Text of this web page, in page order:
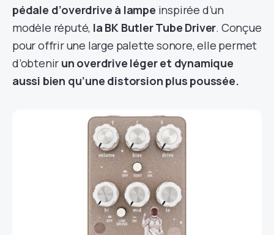
pédale d’overdrive à lampe inspirée d’un
modèle réputé, la BK Butler Tube Driver. Conçue
pour offrir une large palette sonore, elle permet
d’obtenir un overdrive léger et dynamique
aussi bien qu’une distorsion plus poussée.